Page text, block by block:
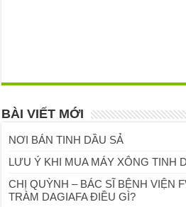
BÀI VIẾT MỚI
NƠI BÁN TINH DẦU SẢ
LƯU Ý KHI MUA MÁY XÔNG TINH
CHỊ QUỲNH – BÁC SĨ BỆNH VIỆN
TRÀM DAGIAFA ĐIỀU GÌ?